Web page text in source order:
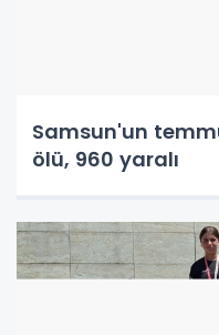
Samsun'un
ölü, 960 yaralı